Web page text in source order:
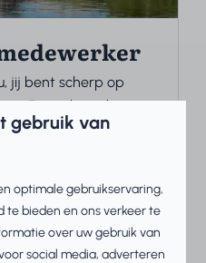
jij bent scherp op
Een schoon begin
direct een
ze hun vakantie
voorkeur van schoon.
samen met ons
vacature? Lees
gebruik van
optimale gebruikservaring,
te bieden en ons verkeer te
over uw gebruik van
social media, adverteren